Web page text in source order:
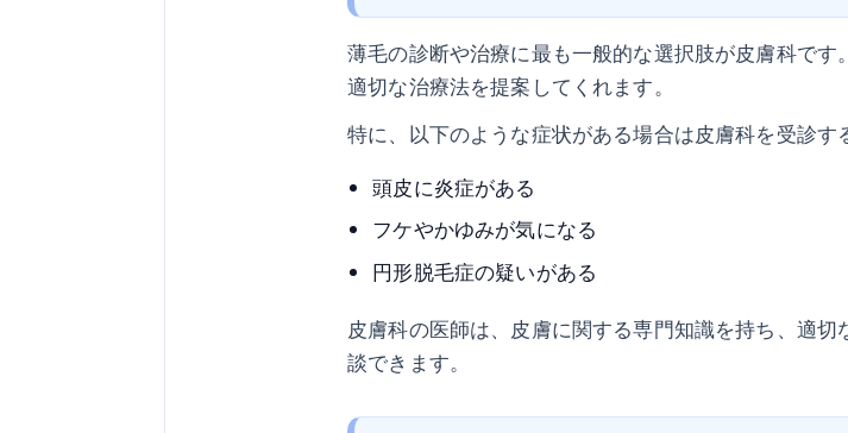
薄毛の診断や治療に最も一般的な選択肢が皮膚科です
適切な治療法を提案してくれます。
特に、以下のような症状がある場合は皮膚科を受診す
頭皮に炎症がある
フケやかゆみが気になる
円形脱毛症の疑いがある
皮膚科の医師は、皮膚に関する専門知識を持ち、適
談できます。